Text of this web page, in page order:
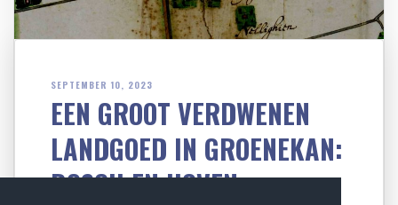
SEPTEMBER 10, 2023
EEN GROOT VERDWENEN
LANDGOED IN GROENEKAN:
BOSCH EN HOVEN